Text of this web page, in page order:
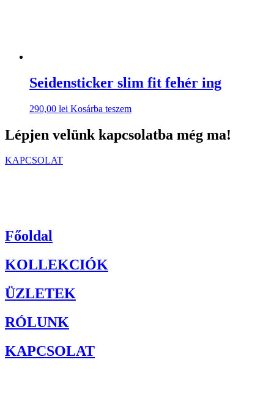
Seidensticker slim fit fehér ing
290,00 lei Kosárba teszem
Lépjen velünk kapcsolatba még ma!
KAPCSOLAT
Főoldal
KOLLEKCIÓK
ÜZLETEK
RÓLUNK
KAPCSOLAT